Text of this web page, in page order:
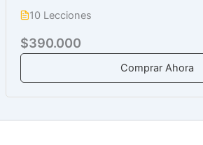
10 Lecciones
$390.000
Comprar Ahora